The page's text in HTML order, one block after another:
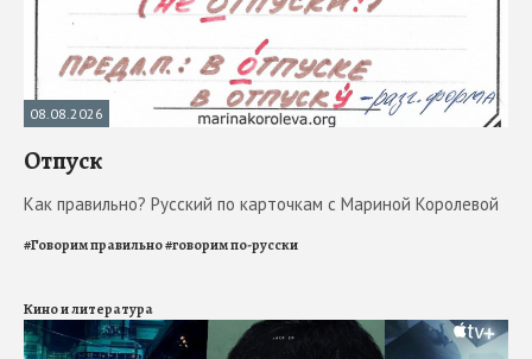
08.08.2026
Отпуск
Как правильно? Русский по карточкам с Мариной Королевой
#Говорим правильно#говорим по-русски
Кино и литература